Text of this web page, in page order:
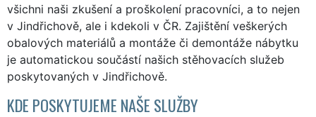
všichni naši zkušení a proškolení pracovníci, a to nejen
v Jindřichově, ale i kdekoli v ČR. Zajištění veškerých
obalových materiálů a montáže či demontáže nábytku
je automatickou součástí našich stěhovacích služeb
poskytovaných v Jindřichově.
KDE POSKYTUJEME NAŠE SLUŽBY